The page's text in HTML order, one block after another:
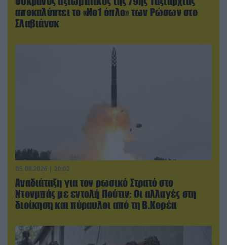
αποκαλύπτει το «Νο1 όπλο» των Ρώσων στο
Σλαβιάνσκ
05.08.2026 | 20:02
Αναδιάταξη για τον ρωσικό Στρατό στο
Ντονμπάς με εντολή Πούτιν: Οι αλλαγές στη
διοίκηση και πύραυλοι από τη Β.Κορέα